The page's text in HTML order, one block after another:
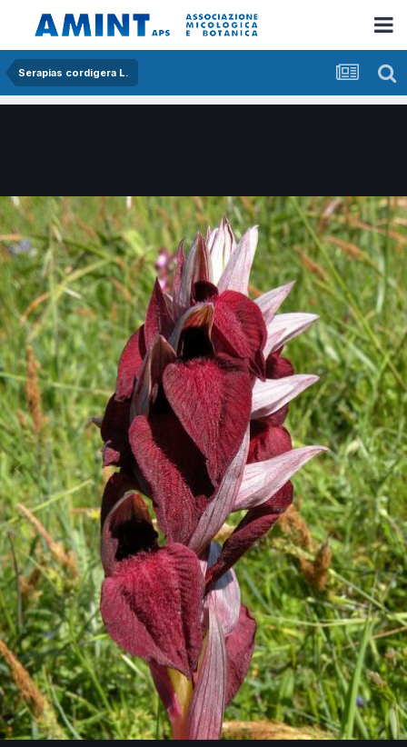
Serapias cordigera L.